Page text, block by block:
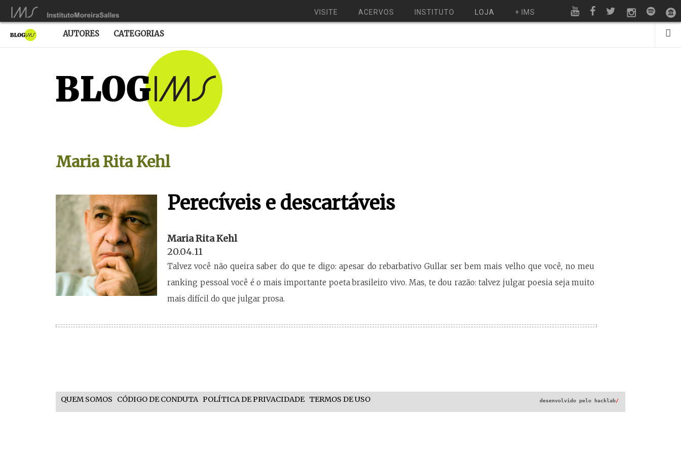
VISITE ACERVOS INSTITUTO LOJA + IMS
AUTORES CATEGORIAS
Maria Rita Kehl
Perecíveis e descartáveis
Maria Rita Kehl
20.04.11
Talvez você não queira saber do que te digo: apesar do rebarbativo Gullar ser bem mais velho que você, no meu
ranking pessoal você é o mais importante poeta brasileiro vivo. Mas, te dou razão: talvez julgar poesia seja muito
mais difícil do que julgar prosa.
QUEM SOMOS CÓDIGO DE CONDUTA POLÍTICA DE PRIVACIDADE TERMOS DE USO desenvolvido pelo hacklab/